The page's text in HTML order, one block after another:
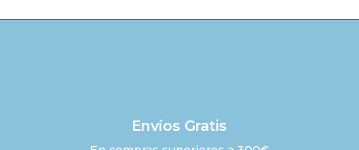
160,00 €.125,00 €.
Envíos Gratis